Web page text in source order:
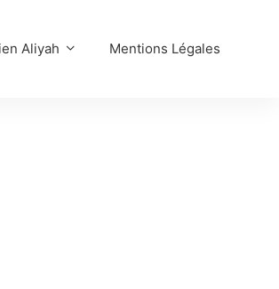
Aliyah Mentions Légales